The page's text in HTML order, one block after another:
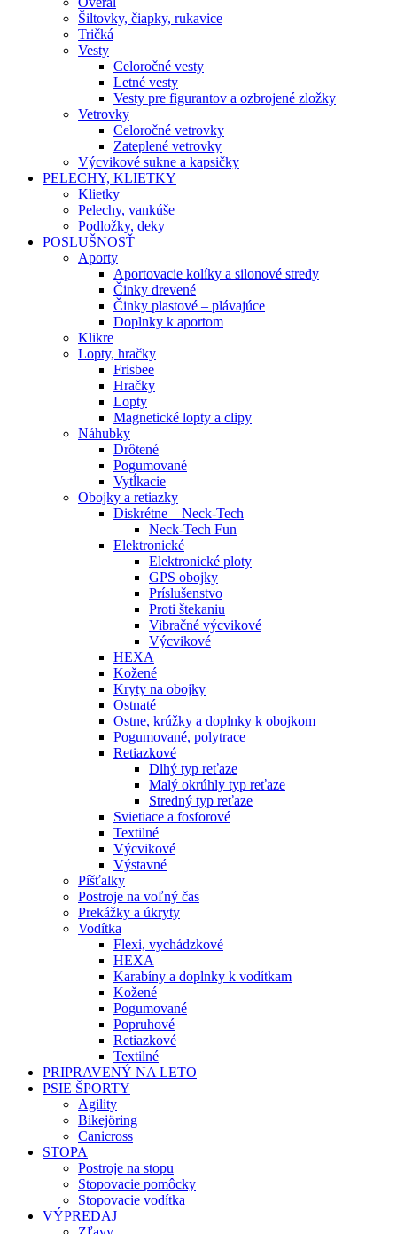
Šiltovky, čiapky, rukavice
Tričká
Vesty
Celoročné vesty
Letné vesty
Vesty pre figurantov a ozbrojené zložky
Vetrovky
Celoročné vetrovky
Zateplené vetrovky
Výcvikové sukne a kapsičky
PELECHY, KLIETKY
Klietky
Pelechy, vankúše
Podložky, deky
POSLUŠNOSŤ
Aporty
Aportovacie kolíky a silonové stredy
Činky drevené
Činky plastové – plávajúce
Doplnky k aportom
Klikre
Lopty, hračky
Frisbee
Hračky
Lopty
Magnetické lopty a clipy
Náhubky
Drôtené
Pogumované
Vytĺkacie
Obojky a retiazky
Diskrétne – Neck-Tech
Neck-Tech Fun
Elektronické
Elektronické ploty
GPS obojky
Príslušenstvo
Proti štekaniu
Vibračné výcvikové
Výcvikové
HEXA
Kožené
Kryty na obojky
Ostnaté
Ostne, krúžky a doplnky k obojkom
Pogumované, polytrace
Retiazkové
Dlhý typ reťaze
Malý okrúhly typ reťaze
Stredný typ reťaze
Svietiace a fosforové
Textilné
Výcvikové
Výstavné
Píšťalky
Postroje na voľný čas
Prekážky a úkryty
Vodítka
Flexi, vychádzkové
HEXA
Karabíny a doplnky k vodítkam
Kožené
Pogumované
Popruhové
Retiazkové
Textilné
PRIPRAVENÝ NA LETO
PSIE ŠPORTY
Agility
Bikejöring
Canicross
STOPA
Postroje na stopu
Stopovacie pomôcky
Stopovacie vodítka
VÝPREDAJ